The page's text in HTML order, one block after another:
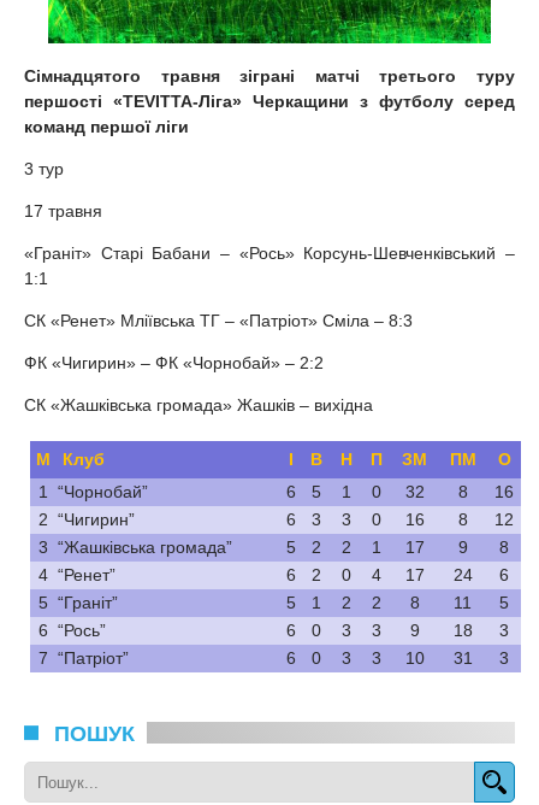
Сімнадцятого травня зіграні матчі третього туру
першості «TEVITTA-Ліга» Черкащини з футболу серед
команд першої ліги
3 тур
17 травня
«Граніт» Старі Бабани – «Рось» Корсунь-Шевченківський –
1:1
СК «Ренет» Мліївська ТГ – «Патріот» Сміла – 8:3
ФК «Чигирин» – ФК «Чорнобай» – 2:2
СК «Жашківська громада» Жашків – вихідна
М Клуб І В Н П ЗМ ПМ
О
1 “Чорнобай” 6 5 1 0 32 8
16
2 “Чигирин” 6 3 3 0 16 8
12
3 “Жашківська громада” 5 2 2 1 17 9
8
4 “Ренет” 6 2 0 4 17 24
6
5 “Граніт” 5 1 2 2 8 11
5
6 “Рось” 6 0 3 3 9 18
3
7 “Патріот” 6 0 3 3 10 31 3
ПОШУК